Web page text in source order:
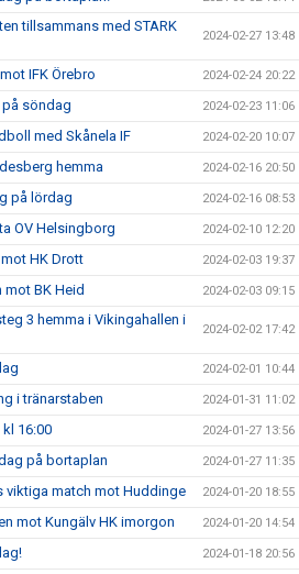
tillsammans med STARK
2024-02-27 13:48
IFK Örebro 2024-02-24 20:22
på söndag 2024-02-23 11:06
med Skånela IF 2024-02-20 10:07
hemma 2024-02-16 20:50
på lördag 2024-02-16 08:53
OV Helsingborg 2024-02-10 12:20
HK Drott 2024-02-03 19:37
BK Heid 2024-02-03 09:15
3 hemma i Vikingahallen i
2024-02-02 17:42
2024-02-01 10:44
i tränarstaben 2024-01-31 11:02
16:00 2024-01-27 13:56
på bortaplan 2024-01-27 11:35
viktiga match mot Huddinge 2024-01-20 18:55
mot Kungälv HK imorgon 2024-01-20 14:54
2024-01-18 20:56